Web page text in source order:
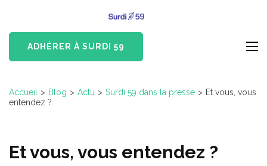
contenu
(Pressez
Malentendants du Nord
ADHÉRER À SURDI 59
Accueil > Blog > Actu > Surdi 59 dans la presse > Et vous, vous
entendez ?
Et vous, vous entendez ?